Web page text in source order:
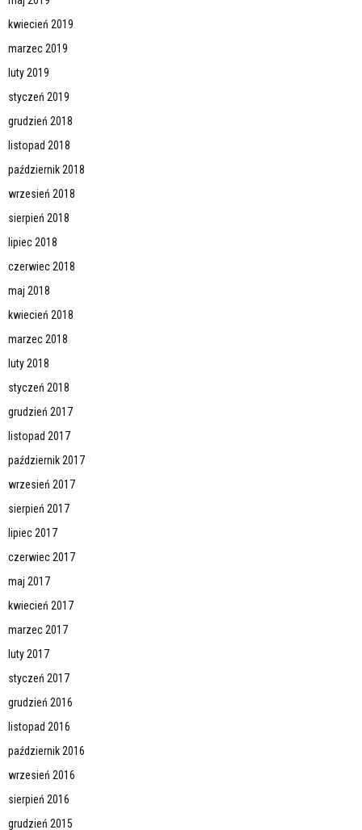
kwiecień 2019
marzec 2019
luty 2019
styczeń 2019
grudzień 2018
listopad 2018
październik 2018
wrzesień 2018
sierpień 2018
lipiec 2018
czerwiec 2018
maj 2018
kwiecień 2018
marzec 2018
luty 2018
styczeń 2018
grudzień 2017
listopad 2017
październik 2017
wrzesień 2017
sierpień 2017
lipiec 2017
czerwiec 2017
maj 2017
kwiecień 2017
marzec 2017
luty 2017
styczeń 2017
grudzień 2016
listopad 2016
październik 2016
wrzesień 2016
sierpień 2016
grudzień 2015